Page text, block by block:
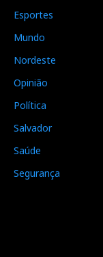
Esportes
Mundo
Nordeste
Opinião
Política
Salvador
Saúde
Segurança